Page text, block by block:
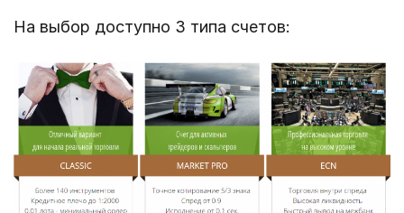
На выбор доступно 3 типа счетов: